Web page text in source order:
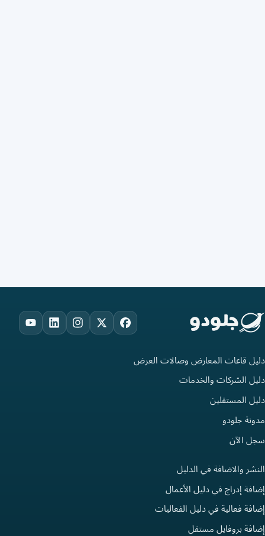
Facebook
X
Instagram
LinkedIn
دليل قاعات المعارض وصالات العرض
دليل الشركات والخدمات
دليل المستقلين
مدونة جلودو
سجل الآن
النشر والاضافة في الدليل
إضافة إدراج في دليل الأعمال
إضافة فعالية في دليل الفعاليات
إضافة بروفايل مستقل